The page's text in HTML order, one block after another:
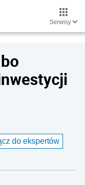
Serwisy
do ekspertów